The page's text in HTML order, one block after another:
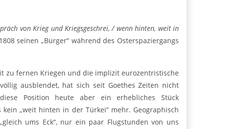
von Krieg und Kriegs­geschrei, / wenn hinten, weit in
seinen „Bürger“ während des Osterspaziergangs
zu fernen Kriegen und die implizit eurozentristische
ausblendet, hat sich seit Goethes Zeiten nicht
Position heute aber ein erhebliches Stück
„weit hinten in der Türkei“ mehr. Geographisch
ums Eck“, nur ein paar Flugstunden von uns